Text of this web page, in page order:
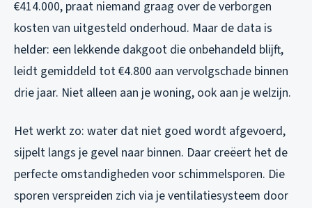
€414.000, praat niemand graag over de verborgen
kosten van uitgesteld onderhoud. Maar de data is
helder: een lekkende dakgoot die onbehandeld blijft,
leidt gemiddeld tot €4.800 aan vervolgschade binnen
drie jaar. Niet alleen aan je woning, ook aan je welzijn.
Het werkt zo: water dat niet goed wordt afgevoerd,
sijpelt langs je gevel naar binnen. Daar creëert het de
perfecte omstandigheden voor schimmelsporen. Die
sporen verspreiden zich via je ventilatiesysteem door